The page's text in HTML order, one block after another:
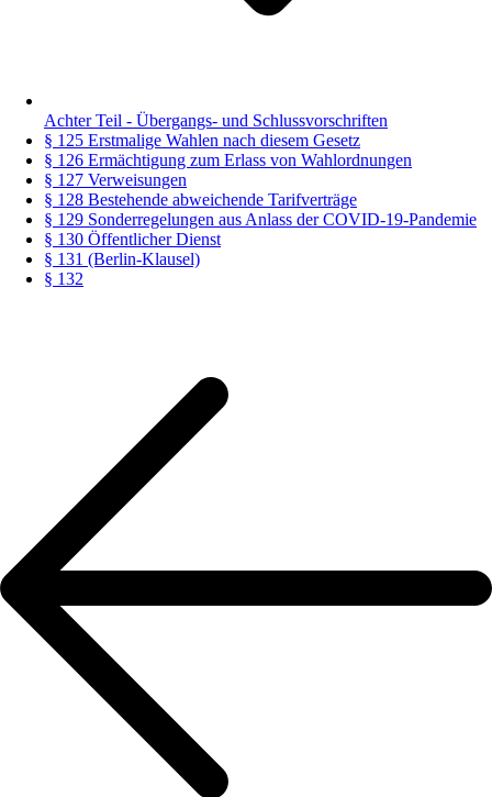
Achter Teil - Übergangs- und Schlussvorschriften
§ 125 Erstmalige Wahlen nach diesem Gesetz
§ 126 Ermächtigung zum Erlass von Wahlordnungen
§ 127 Verweisungen
§ 128 Bestehende abweichende Tarifverträge
§ 129 Sonderregelungen aus Anlass der COVID-19-Pandemie
§ 130 Öffentlicher Dienst
§ 131 (Berlin-Klausel)
§ 132